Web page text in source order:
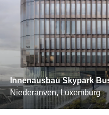
Innenausbau Skypark
Niederanven, Luxemburg